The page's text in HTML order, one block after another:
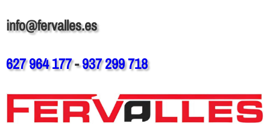
info@fervalles.es
627 964 177-937 299 718